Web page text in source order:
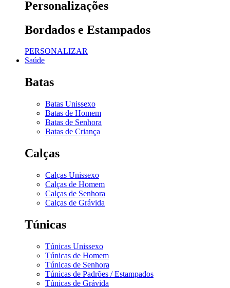
Personalizações
Bordados e Estampados
PERSONALIZAR
Saúde
Batas
Batas Unissexo
Batas de Homem
Batas de Senhora
Batas de Criança
Calças
Calças Unissexo
Calças de Homem
Calças de Senhora
Calças de Grávida
Túnicas
Túnicas Unissexo
Túnicas de Homem
Túnicas de Senhora
Túnicas de Padrões / Estampados
Túnicas de Grávida